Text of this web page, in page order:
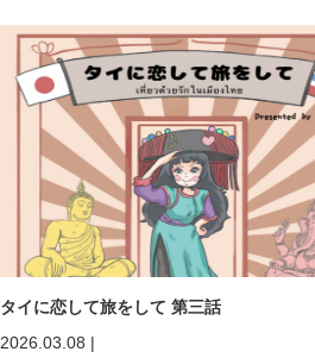
タイに恋して旅をして 第三話
2026.03.08 |